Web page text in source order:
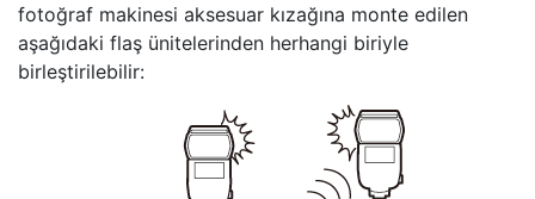
fotoğraf makinesi aksesuar kızağına monte edilen
aşağıdaki flaş ünitelerinden herhangi biriyle
birleştirilebilir: